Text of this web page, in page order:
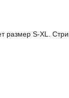
размер S-XL.